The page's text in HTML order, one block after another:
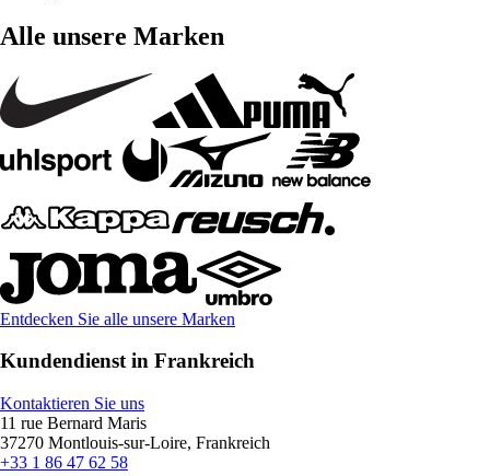
Alle unsere Marken
Entdecken Sie alle unsere Marken
Kundendienst in Frankreich
Kontaktieren Sie uns
11 rue Bernard Maris
37270 Montlouis-sur-Loire, Frankreich
+33 1 86 47 62 58